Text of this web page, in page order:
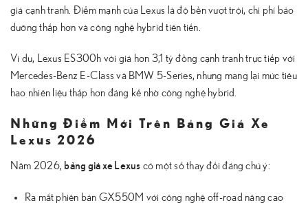
giá cạnh tranh. Điểm mạnh của Lexus là độ bền vượt trội, chi phí bảo
dưỡng thấp hơn và công nghệ hybrid tiên tiến.
Ví dụ, Lexus ES300h với giá hơn 3,1 tỷ đồng cạnh tranh trực tiếp với
Mercedes-Benz E-Class và BMW 5-Series, nhưng mang lại mức tiêu
hao nhiên liệu thấp hơn đáng kể nhờ công nghệ hybrid.
Những Điểm Mới Trên Bảng Giá Xe
Lexus 2026
Năm 2026, bảng giá xe Lexus có một số thay đổi đáng chú ý:
Ra mắt phiên bản GX550M với công nghệ off-road nâng cao